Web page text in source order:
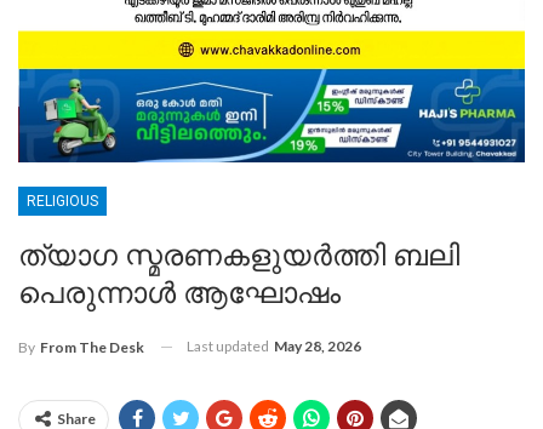
RELIGIOUS
ത്യാഗ സ്മരണകളുയർത്തി ബലി
പെരുന്നാൾ ആഘോഷം
By From The Desk Last updated May 28, 2026
Share